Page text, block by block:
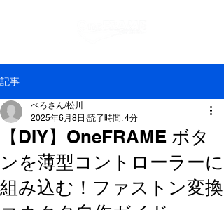
記事
【DIY】OneFRAME ボタ
ンを薄型コントローラーに
組み込む！ファストン変換
ぺろさん/松川
2025年6月8日 読了時間: 4分